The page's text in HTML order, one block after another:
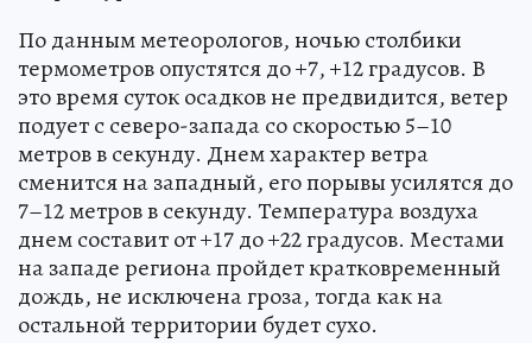
По данным метеорологов, ночью столбики
термометров опустятся до +7, +12 градусов. В
это время суток осадков не предвидится, ветер
подует с северо-запада со скоростью 5–10
метров в секунду. Днем характер ветра
сменится на западный, его порывы усилятся до
7–12 метров в секунду. Температура воздуха
днем составит от +17 до +22 градусов. Местами
на западе региона пройдет кратковременный
дождь, не исключена гроза, тогда как на
остальной территории будет сухо.